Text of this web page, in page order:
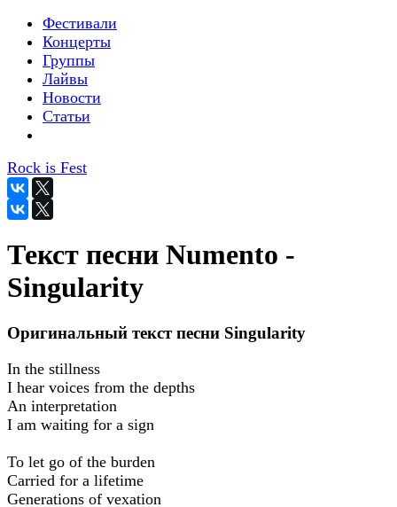
Фестивали
Концерты
Группы
Лайвы
Новости
Статьи
Rock is Fest
Текст песни Numento -
Singularity
Оригинальный текст песни Singularity
In the stillness
I hear voices from the depths
An interpretation
I am waiting for a sign
To let go of the burden
Carried for a lifetime
Generations of vexation